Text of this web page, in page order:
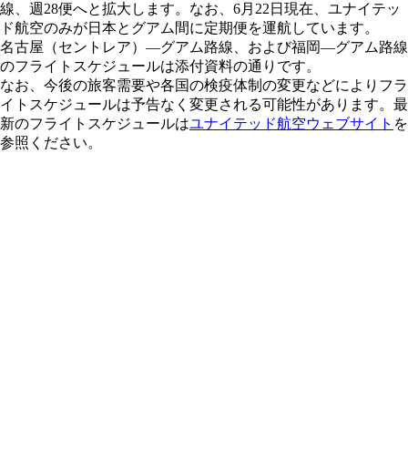
線、週28便へと拡大します。なお、6月22日現在、ユナイテッ
ド航空のみが日本とグアム間に定期便を運航しています。
名古屋（セントレア）―グアム路線、および福岡―グアム路線
のフライトスケジュールは添付資料の通りです。
なお、今後の旅客需要や各国の検疫体制の変更などによりフラ
イトスケジュールは予告なく変更される可能性があります。最
新のフライトスケジュールはユナイテッド航空ウェブサイト を
参照ください。